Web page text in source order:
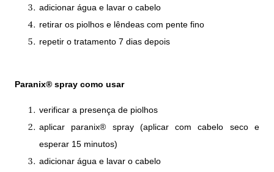
adicionar água e lavar o cabelo
retirar os piolhos e lêndeas com pente fino
repetir o tratamento 7 dias depois
Paranix® spray como usar
verificar a presença de piolhos
aplicar paranix® spray (aplicar com cabelo seco e
esperar 15 minutos)
adicionar água e lavar o cabelo